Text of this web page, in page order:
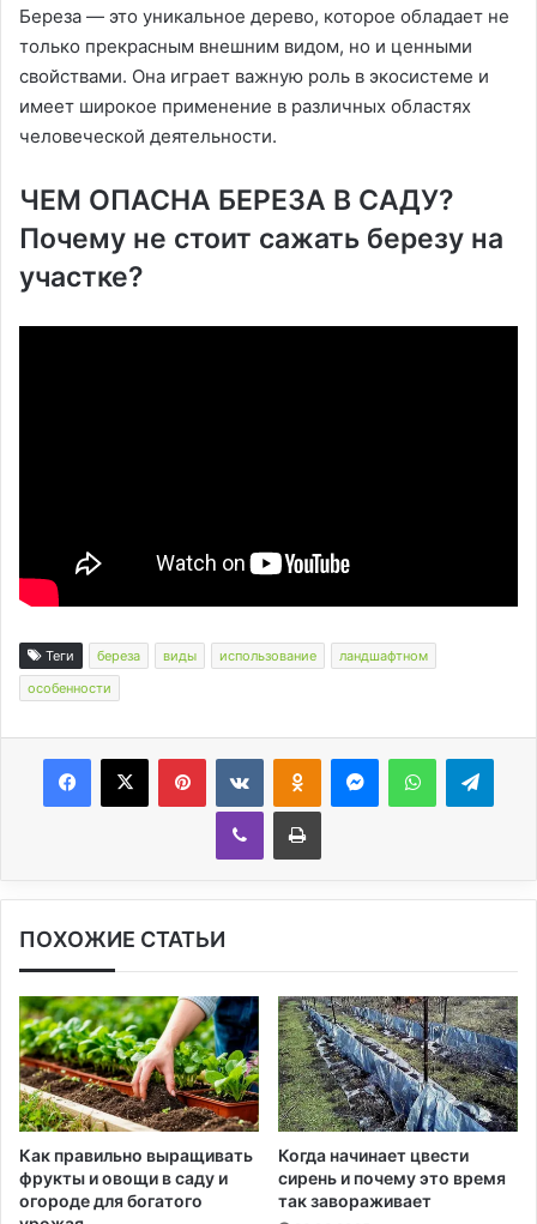
Береза — это уникальное дерево, которое обладает не
только прекрасным внешним видом, но и ценными
свойствами. Она играет важную роль в экосистеме и
имеет широкое применение в различных областях
человеческой деятельности.
ЧЕМ ОПАСНА БЕРЕЗА В САДУ?
Почему не стоит сажать березу на
участке?
Теги береза виды использование
ландшафтном
особенности
ПОХОЖИЕ СТАТЬИ
Как правильно выращивать
фрукты и овощи в саду и
огороде для богатого
Когда начинает цвести
сирень и почему это время
так завораживает